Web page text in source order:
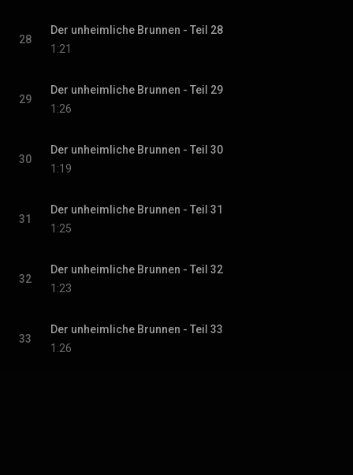
28
Der unheimliche Brunnen - Teil 28
1:21
29
Der unheimliche Brunnen - Teil 29
1:26
30
Der unheimliche Brunnen - Teil 30
1:19
31
Der unheimliche Brunnen - Teil 31
1:25
32
Der unheimliche Brunnen - Teil 32
1:23
33
Der unheimliche Brunnen - Teil 33
1:26